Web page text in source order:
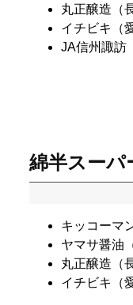
丸正醸造（
イチビキ（
JA信州諏訪
綿半スーパ
キッコーマ
ヤマサ醤油
丸正醸造（
イチビキ（